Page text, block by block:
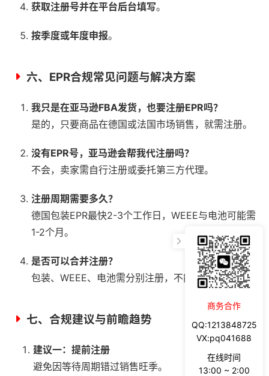
获取注册号并在平台后台填写。
按季度或年度申报。
六、EPR合规常见问题与解决方案
我只是在亚马逊FBA发货，也要注册EPR吗？
是的，只要商品在德国或法国市场销售，就需注册。
没有EPR号，亚马逊会帮我代注册吗？
不会，卖家需自行注册或委托第三方代理。
注册周期需要多久？
德国包装EPR最快2-3个工作日，WEEE与电池可能需
1-2个月。
是否可以合并注册？
包装、WEEE、电池需分别注册，不能合并。
七、合规建议与前瞻趋势
建议一：提前注册
避免因等待周期错过销售旺季。
商务合作
QQ:1213848725
VX:pq041688
在线时间
13:00 ~ 2:00